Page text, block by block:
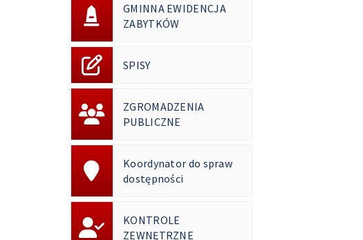
GMINNA EWIDENCJA
ZABYTKÓW
SPISY
ZGROMADZENIA
PUBLICZNE
Koordynator do spraw
dostępności
KONTROLE
ZEWNĘTRZNE